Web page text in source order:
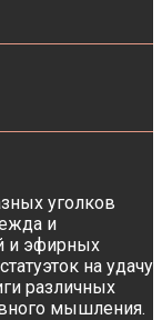
уголков
и
и эфирных
на удачу
различных
мышления.